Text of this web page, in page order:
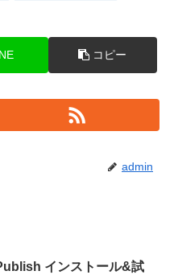
コピー
admin
インストール&試